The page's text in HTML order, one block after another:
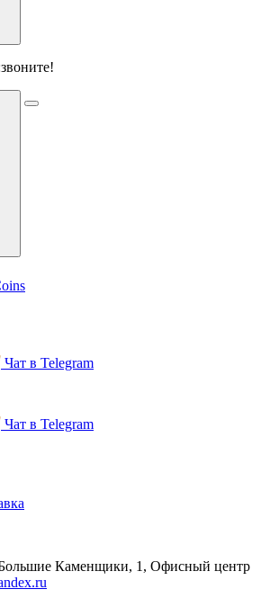
звоните!
Чат в Telegram
Чат в Telegram
Каменщики, 1, Офисный центр